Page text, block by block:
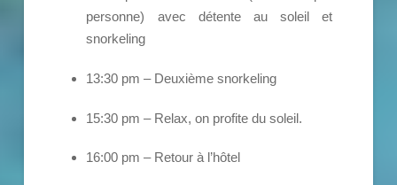
personne) avec détente au soleil et
snorkeling
13:30 pm – Deuxième snorkeling
15:30 pm – Relax, on profite du soleil.
16:00 pm – Retour à l’hôtel